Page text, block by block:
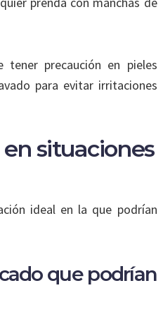
tener precaución en pieles
para evitar irritaciones
situaciones
ideal en la que podrían
que podrían